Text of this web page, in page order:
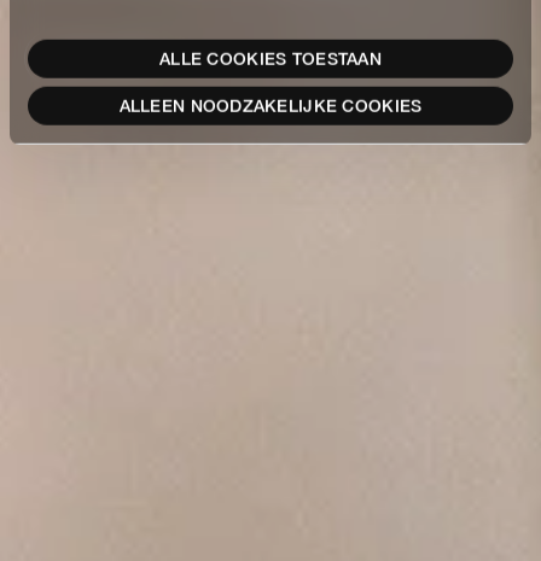
ALLE COOKIES TOESTAAN
ALLEEN NOODZAKELIJKE COOKIES